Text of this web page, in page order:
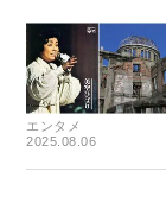
エンタメ
2025.08.06